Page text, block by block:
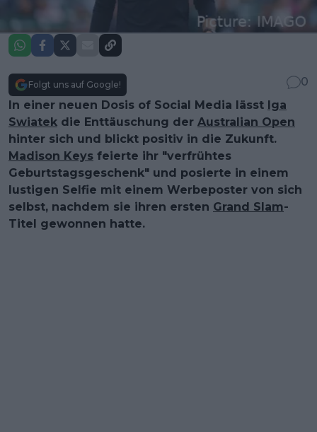
Folgt uns auf Google!
0
In einer neuen Dosis of Social Media lässt Iga
Swiatek die Enttäuschung der Australian Open
hinter sich und blickt positiv in die Zukunft.
Madison Keys feierte ihr "verfrühtes
Geburtstagsgeschenk" und posierte in einem
lustigen Selfie mit einem Werbeposter von sich
selbst, nachdem sie ihren ersten Grand Slam-
Titel gewonnen hatte.